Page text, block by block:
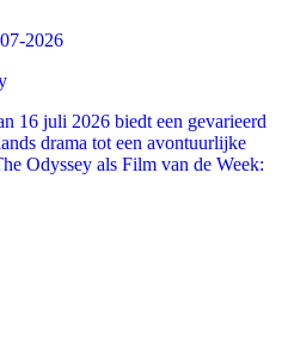
2026
16 juli 2026 biedt een gevarieerd
drama tot een avontuurlijke
Odyssey als Film van de Week: